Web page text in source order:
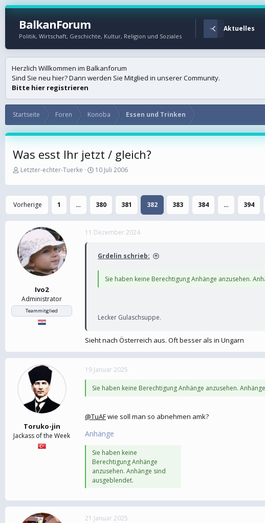
BalkanForum
Politik, Wirtschaft, Geschichte, Kultur, Religion und Soziales
Aktuelles
Herzlich Willkommen im Balkanforum
Sind Sie neu hier? Dann werden Sie Mitglied in unserer Community.
Bitte hier registrieren
Startseite Foren Konoba Essen und Trinken
Was esst Ihr jetzt / gleich?
E
s
t
e
l
e
r
Letzter-echter-Tuerke
E
s
t
e
l
t
m
10 Juli 2006
Vorherige 1 … 380 381 382 383 384 … 394
Ivo2
Administrator
Teammitglied
11 Dezember 2024
Grdelin schrieb:
Sie haben keine Berechtigung Anhänge anzusehen.
Lecker Gulaschsuppe.
Sieht nach Österreich aus. Oft besser als in Ungarn
Toruko-jin
Jackass of the Week
19 Januar 2025
Sie haben keine Berechtigung Anhänge anzusehen.
@TuAFwie soll man so abnehmen amk?
Anhänge
Sie haben keine
Berechtigung Anhänge
anzusehen. Anhänge sind
ausgeblendet.
21 Januar 2025